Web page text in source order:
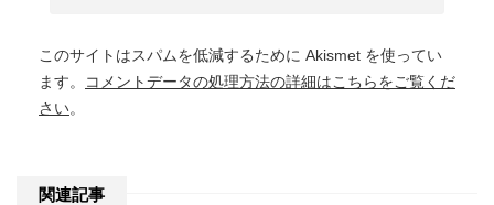
このサイトはスパムを低減するために Akismet を使ってい
ます。
コメントデータの処理方法の詳細はこちらをご覧くだ
さい。
関連記事